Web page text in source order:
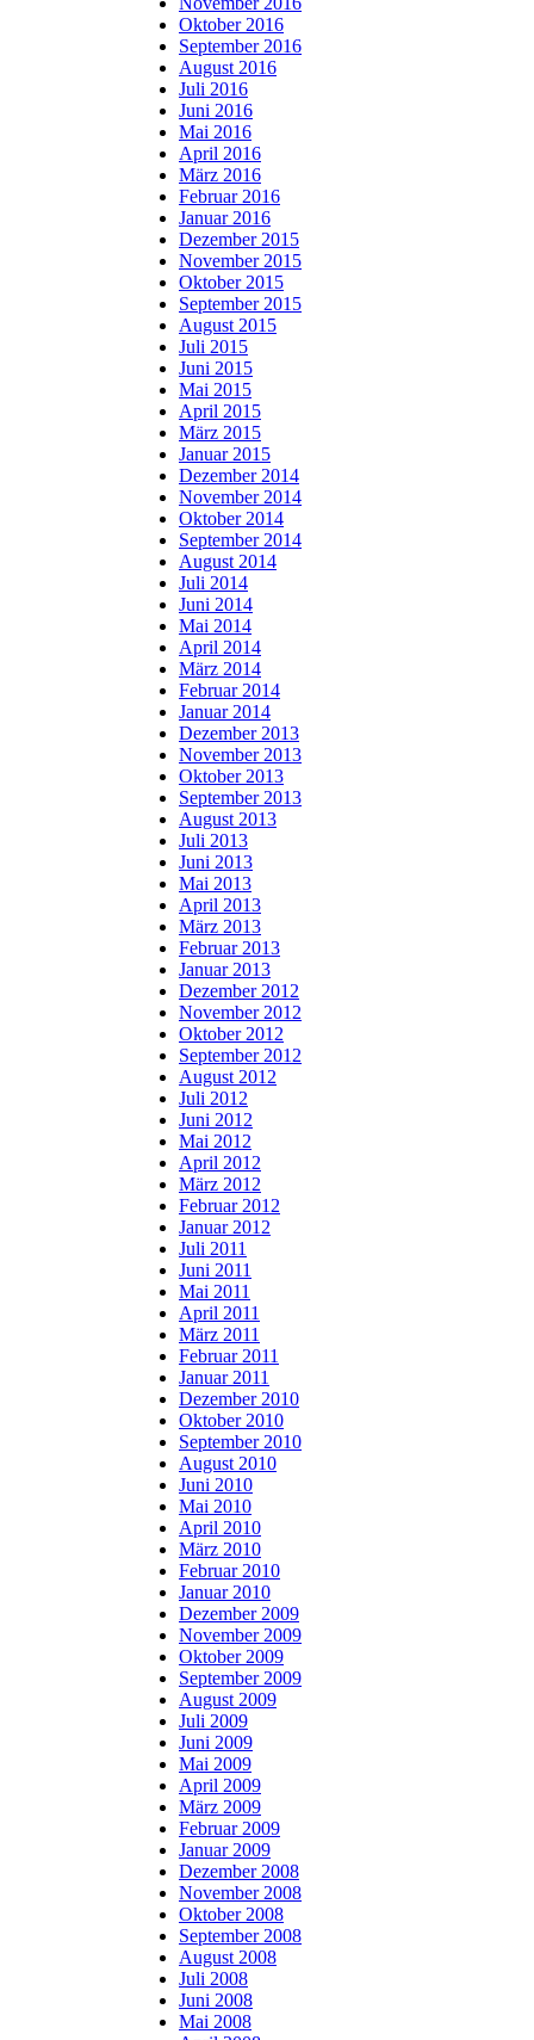
Oktober 2016
September 2016
August 2016
Juli 2016
Juni 2016
Mai 2016
April 2016
März 2016
Februar 2016
Januar 2016
Dezember 2015
November 2015
Oktober 2015
September 2015
August 2015
Juli 2015
Juni 2015
Mai 2015
April 2015
März 2015
Januar 2015
Dezember 2014
November 2014
Oktober 2014
September 2014
August 2014
Juli 2014
Juni 2014
Mai 2014
April 2014
März 2014
Februar 2014
Januar 2014
Dezember 2013
November 2013
Oktober 2013
September 2013
August 2013
Juli 2013
Juni 2013
Mai 2013
April 2013
März 2013
Februar 2013
Januar 2013
Dezember 2012
November 2012
Oktober 2012
September 2012
August 2012
Juli 2012
Juni 2012
Mai 2012
April 2012
März 2012
Februar 2012
Januar 2012
Juli 2011
Juni 2011
Mai 2011
April 2011
März 2011
Februar 2011
Januar 2011
Dezember 2010
Oktober 2010
September 2010
August 2010
Juni 2010
Mai 2010
April 2010
März 2010
Februar 2010
Januar 2010
Dezember 2009
November 2009
Oktober 2009
September 2009
August 2009
Juli 2009
Juni 2009
Mai 2009
April 2009
März 2009
Februar 2009
Januar 2009
Dezember 2008
November 2008
Oktober 2008
September 2008
August 2008
Juli 2008
Juni 2008
Mai 2008